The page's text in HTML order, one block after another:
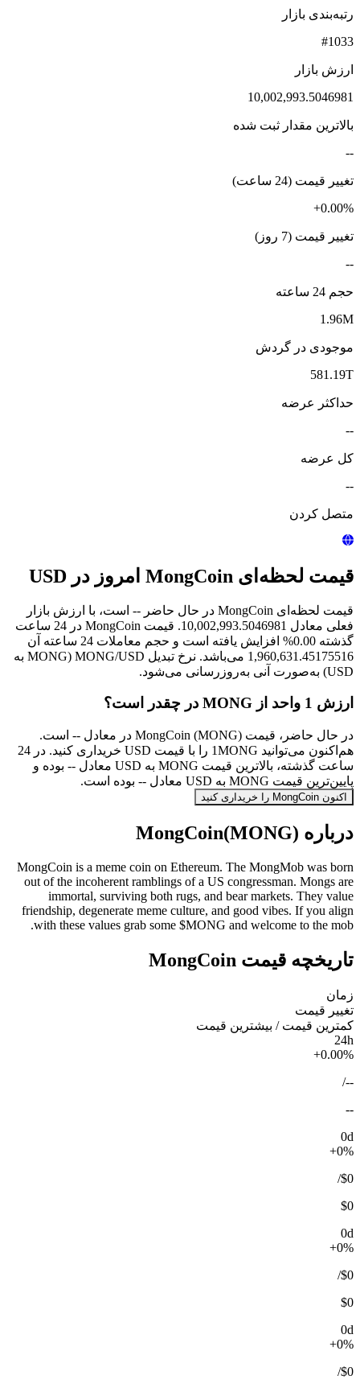
رتبه‌بندی بازار
#1033
ارزش بازار
10,002,993.5046981
بالاترین مقدار ثبت شده
--
تغییر قیمت (24 ساعت)
+0.00%
تغییر قیمت (7 روز)
--
حجم 24 ساعته
1.96M
موجودی در گردش
581.19T
حداکثر عرضه
--
کل عرضه
--
متصل کردن
قیمت لحظه‌ای MongCoin امروز در USD
قیمت لحظه‌ای MongCoin در حال حاضر -- است، با ارزش بازار
فعلی معادل 10,002,993.5046981. قیمت MongCoin در 24 ساعت
گذشته 0.00% افزایش یافته است و حجم معاملات 24 ساعته آن
1,960,631.45175516 می‌باشد. نرخ تبدیل MONG/USD (MONG به
USD) به‌صورت آنی به‌روزرسانی می‌شود.
ارزش 1 واحد از MONG در چقدر است؟
در حال حاضر، قیمت MongCoin (MONG) در معادل -- است.
هم‌اکنون می‌توانید 1MONG را با قیمت USD خریداری کنید. در 24
ساعت گذشته، بالاترین قیمت MONG به USD معادل -- بوده و
پایین‌ترین قیمت MONG به USD معادل -- بوده است.
اکنون MongCoin را خریداری کنید
درباره MongCoin(MONG)
MongCoin is a meme coin on Ethereum. The MongMob was born
out of the incoherent ramblings of a US congressman. Mongs are
immortal, surviving both rugs, and bear markets. They value
friendship, degenerate meme culture, and good vibes. If you align
with these values grab some $MONG and welcome to the mob.
تاریخچه قیمت MongCoin
زمان
تغییر قیمت
کمترین قیمت / بیشترین قیمت
24h
+0.00%
--
/
--
0d
+0%
$0
/
$0
0d
+0%
$0
/
$0
0d
+0%
$0
/